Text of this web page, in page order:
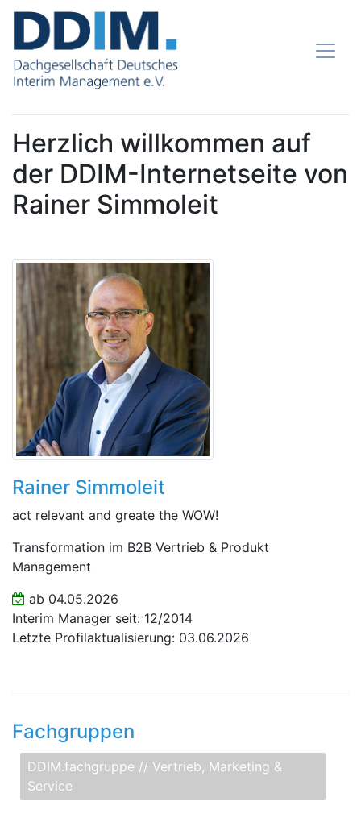
Herzlich willkommen auf
der DDIM-Internetseite von
Rainer Simmoleit
Rainer Simmoleit
act relevant and greate the WOW!
Transformation im B2B Vertrieb & Produkt
Management
ab 04.05.2026
Interim Manager seit: 12/2014
Letzte Profilaktualisierung: 03.06.2026
Fachgruppen
DDIM.fachgruppe // Vertrieb, Marketing &
Service